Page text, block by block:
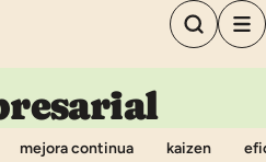
mejora continua kaizen